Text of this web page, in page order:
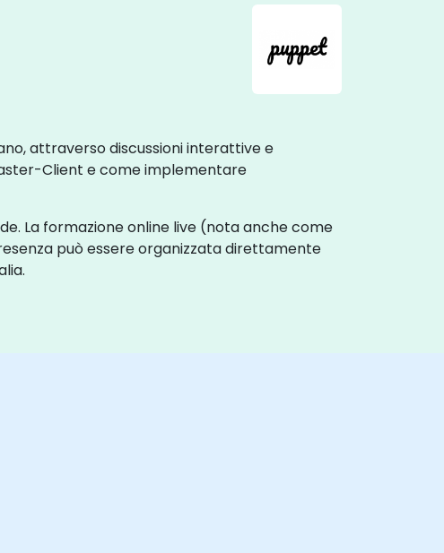
attraverso discussioni interattive e
Client e come implementare
La formazione online live (nota anche come
può essere organizzata direttamente